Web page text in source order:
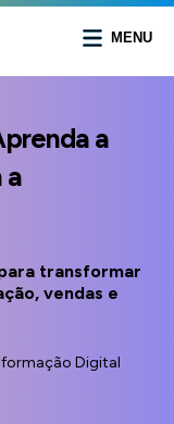
MENU
a
a
transformar
vendas e
Digital